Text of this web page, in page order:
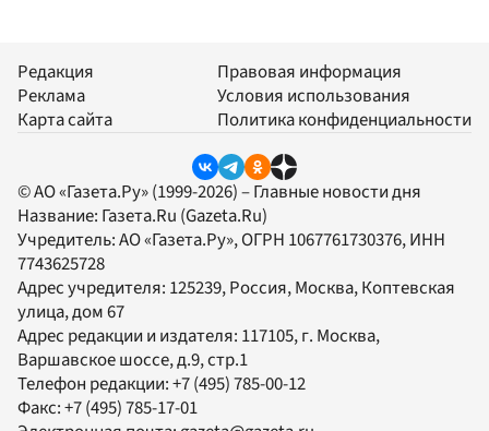
Редакция
Реклама
Карта сайта
Правовая информация
Условия использования
Политика конфиденциальности
© АО «Газета.Ру» (1999-2026) – Главные новости дня
Название: Газета.Ru (Gazeta.Ru)
Учредитель:АО «Газета.Ру», ОГРН 1067761730376, ИНН
7743625728
Адрес учредителя: 125239, Россия, Москва, Коптевская
улица, дом 67
Адрес редакции и издателя: 117105, г. Москва,
Варшавское шоссе, д.9, стр.1
Телефон редакции:+7 (495) 785-00-12
Факс:+7 (495) 785-17-01